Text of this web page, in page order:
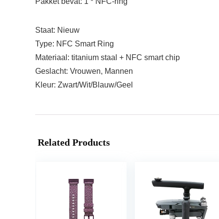
Staat: Nieuw
Type: NFC Smart Ring
Materiaal: titanium staal + NFC smart chip
Geslacht: Vrouwen, Mannen
Kleur: Zwart/Wit/Blauw/Geel
Related Products